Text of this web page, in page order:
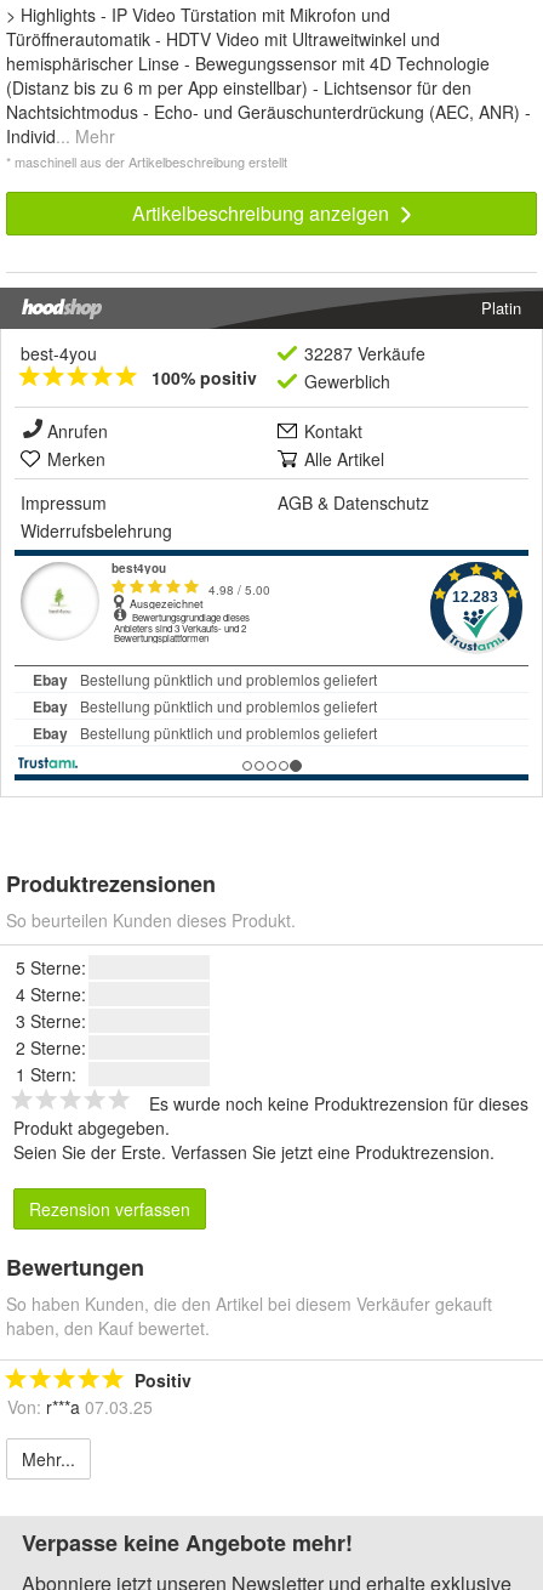
> Highlights - IP Video Türstation mit Mikrofon und
Türöffnerautomatik - HDTV Video mit Ultraweitwinkel und
hemisphärischer Linse - Bewegungssensor mit 4D Technologie
(Distanz bis zu 6 m per App einstellbar) - Lichtsensor für den
Nachtsichtmodus - Echo- und Geräuschunterdrückung (AEC, ANR) -
Individ... Mehr
* maschinell aus der Artikelbeschreibung erstellt
Artikelbeschreibung anzeigen
Platin
best-4you
100% positiv
32287 Verkäufe
Gewerblich
Anrufen
Kontakt
Merken
Alle Artikel
Impressum
AGB & Datenschutz
Widerrufsbelehrung
Produktrezensionen
So beurteilen Kunden dieses Produkt.
5 Sterne:
4 Sterne:
3 Sterne:
2 Sterne:
1 Stern:
Es wurde noch keine Produktrezension für dieses
Produkt abgegeben.
Seien Sie der Erste. Verfassen Sie jetzt eine Produktrezension.
Rezension verfassen
Bewertungen
So haben Kunden, die den Artikel bei diesem Verkäufer gekauft
haben, den Kauf bewertet.
Positiv
Von: r***a 07.03.25
Mehr...
Verpasse keine Angebote mehr!
Abonniere jetzt unseren Newsletter und erhalte exklusive